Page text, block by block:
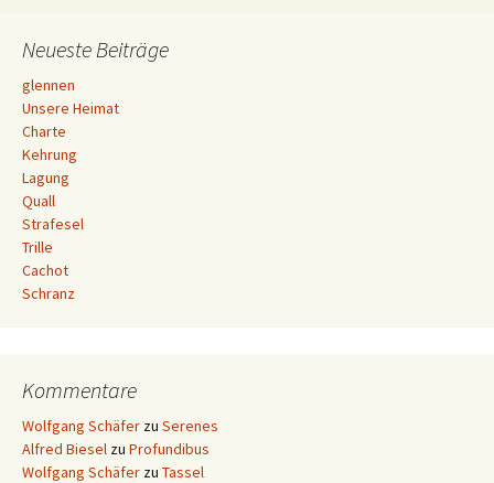
Neueste Beiträge
glennen
Unsere Heimat
Charte
Kehrung
Lagung
Quall
Strafesel
Trille
Cachot
Schranz
Kommentare
Wolfgang Schäfer zu Serenes
Alfred Biesel zu Profundibus
Wolfgang Schäfer zu Tassel